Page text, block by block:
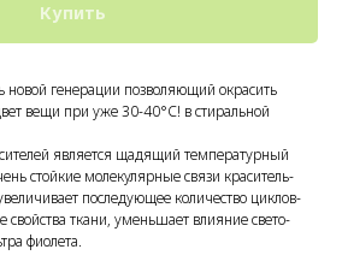
Купить
новой генерации позволяющий окрасить
вещи при уже 30-40°С! в стиральной
является щадящий температурный
стойкие молекулярные связи краситель-
последующее количество циклов-
свойства ткани, уменьшает влияние свето-
фиолета.